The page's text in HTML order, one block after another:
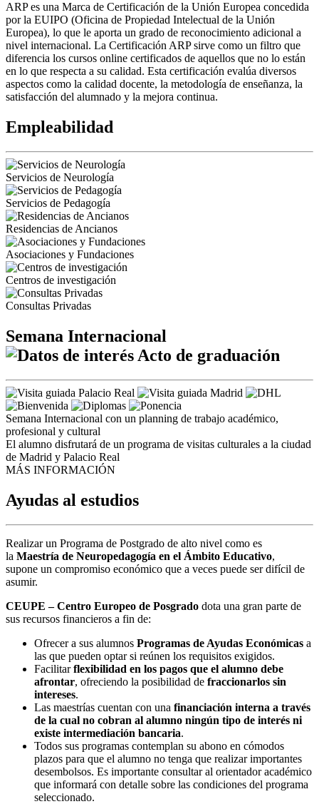
ARP es una Marca de Certificación de la Unión Europea concedida
por la EUIPO (Oficina de Propiedad Intelectual de la Unión
Europea), lo que le aporta un grado de reconocimiento adicional a
nivel internacional. La Certificación ARP sirve como un filtro que
diferencia los cursos online certificados de aquellos que no lo están
en lo que respecta a su calidad. Esta certificación evalúa diversos
aspectos como la calidad docente, la metodología de enseñanza, la
satisfacción del alumnado y la mejora continua.
Empleabilidad
Servicios de Neurología
Servicios de Pedagogía
Residencias de Ancianos
Asociaciones y Fundaciones
Centros de investigación
Consultas Privadas
Semana Internacional
Acto de graduación
Semana Internacional con un planning de trabajo académico,
profesional y cultural
El alumno disfrutará de un programa de visitas culturales a la ciudad
de Madrid y Palacio Real
MÁS INFORMACIÓN
Ayudas al estudios
Realizar un Programa de Postgrado de alto nivel como es
la Maestría de Neuropedagogía en el Ámbito Educativo,
supone un compromiso económico que a veces puede ser difícil de
asumir.
CEUPE – Centro Europeo de Posgrado dota una gran parte de
sus recursos financieros a fin de:
Ofrecer a sus alumnos Programas de Ayudas Económicas a
las que pueden optar si reúnen los requisitos exigidos.
Facilitarflexibilidad en los pagos que el alumno debe
afrontar, ofreciendo la posibilidad de fraccionarlos sin
intereses.
Las maestrías cuentan con una financiación interna a través
de la cual no cobran al alumno ningún tipo de interés ni
existe intermediación bancaria.
Todos sus programas contemplan su abono en cómodos
plazos para que el alumno no tenga que realizar importantes
desembolsos. Es importante consultar al orientador académico
que informará con detalle sobre las condiciones del programa
seleccionado.